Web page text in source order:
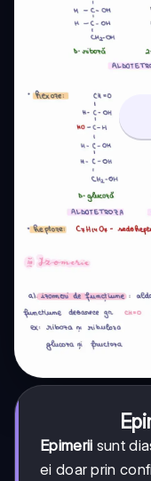
Epimerii sunt
ei doar prin